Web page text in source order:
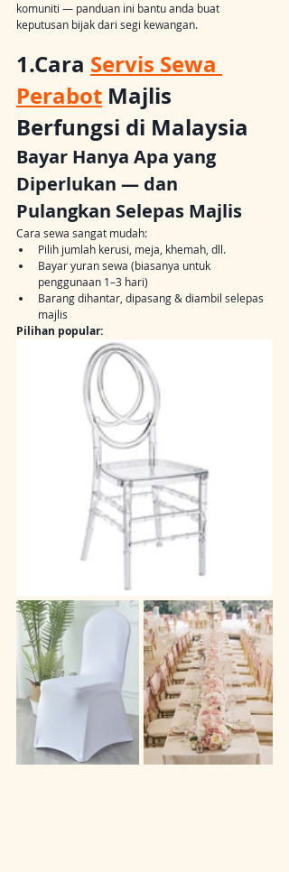
komuniti — panduan ini bantu anda buat
keputusan bijak dari segi kewangan.
1.Cara Servis Sewa
Perabot Majlis
Berfungsi di Malaysia
Bayar Hanya Apa yang
Diperlukan — dan
Pulangkan Selepas Majlis
Cara sewa sangat mudah:
Pilih jumlah kerusi, meja, khemah, dll.
Bayar yuran sewa (biasanya untuk
penggunaan 1–3 hari)
Barang dihantar, dipasang & diambil selepas
majlis
Pilihan popular: